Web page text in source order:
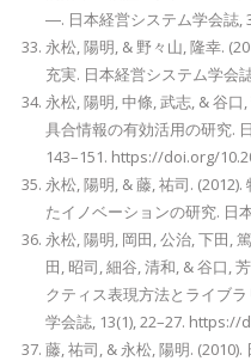
―. 日本経営システム学会誌,
永松, 陽明, & 野々山, 隆幸.
充実. 日本経営システム学会
永松, 陽明, 中條, 武志, & 谷
具合情報の有効活用の研究.
143–151. https://doi.org/
永松, 陽明, & 藤, 祐司.
たイノベーションの研究. 日
永松, 陽明, 岡田, 公治, 下田,
田, 昭司, 細谷, 清和, & 谷口,
クティス表現方法とライブ
学会誌, 13(1), 22–27.
藤, 祐司, & 永松, 陽明.